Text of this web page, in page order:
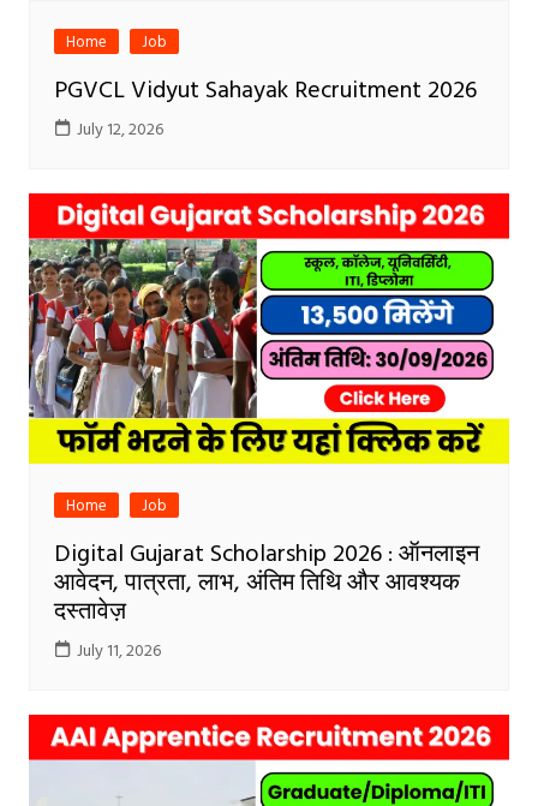
Home Job
PGVCL Vidyut Sahayak Recruitment 2026
July 12, 2026
Home Job
Digital Gujarat Scholarship 2026 : ऑनलाइन
आवेदन, पात्रता, लाभ, अंतिम तिथि और आवश्यक
दस्तावेज़
July 11, 2026